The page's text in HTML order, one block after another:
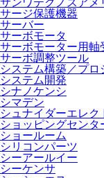
サンワテクノスアメ
サージ保護機器
サーバー
サーボモータ
サーボモーター用軸
サーボ調整ツール
システム構築／プロ
システム開発
シナノケンシ
シマデン
シュナイダーエレク
ショッピングセンタ
ショールーム
シリコンパーツ
シーアールイー
シーケンサ